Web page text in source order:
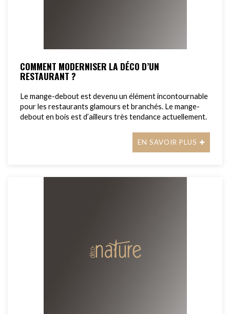
COMMENT MODERNISER LA DÉCO D’UN
RESTAURANT ?
Le mange-debout est devenu un élément incontournable
pour les restaurants glamours et branchés. Le mange-
debout en bois est d’ailleurs très tendance actuellement.
EN SAVOIR PLUS